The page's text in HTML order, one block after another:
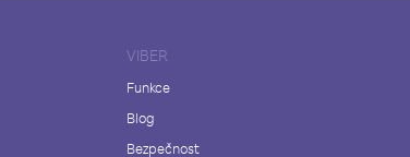
VIBER
Funkce
Blog
Bezpečnost